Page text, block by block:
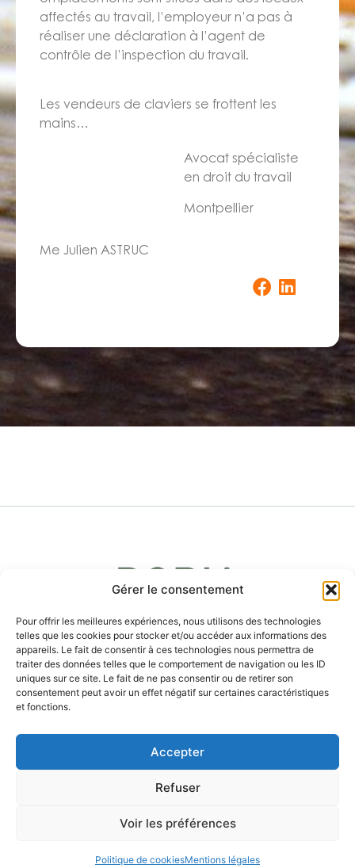
Gérer le consentement
Pour offrir les meilleures expériences, nous utilisons des technologies
telles que les cookies pour stocker et/ou accéder aux informations des
appareils. Le fait de consentir à ces technologies nous permettra de
traiter des données telles que le comportement de navigation ou les ID
uniques sur ce site. Le fait de ne pas consentir ou de retirer son
consentement peut avoir un effet négatif sur certaines caractéristiques
et fonctions.
Accepter
Refuser
Voir les préférences
Politique de cookiesMentions légales
affectés au travail, l’employeur n’a pas à
réaliser une déclaration à l’agent de
contrôle de l’inspection du travail.
Les vendeurs de claviers se frottent les
mains…
Me Julien ASTRUC
Avocat spécialiste
en droit du travail
Montpellier
PARTENARIATS
MÉCÉNAT
HONORAIRES
Mentions légales